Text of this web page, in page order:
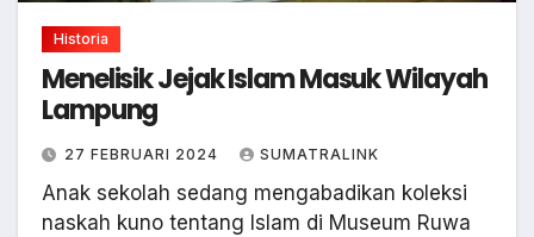
Historia
Menelisik Jejak Islam Masuk Wilayah
Lampung
27 FEBRUARI 2024 SUMATRALINK
Anak sekolah sedang mengabadikan koleksi
naskah kuno tentang Islam di Museum Ruwa